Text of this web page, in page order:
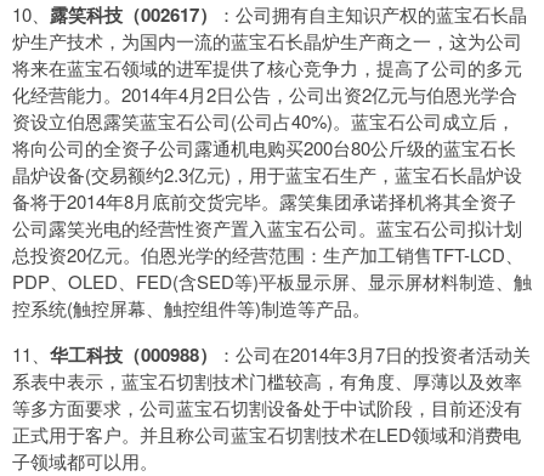
10、 露笑科技（002617）
：公司拥有自主知识产权的蓝宝石长晶
炉生产技术，为国内一流的蓝宝石长晶炉生产商之一，这为公司
将来在蓝宝石领域的进军提供了核心竞争力，提高了公司的多元
化经营能力。2014年4月2日公告，公司出资2亿元与伯恩光学合
资设立伯恩露笑蓝宝石公司(公司占40%)。蓝宝石公司成立后，
将向公司的全资子公司露通机电购买200台80公斤级的蓝宝石长
晶炉设备(交易额约2.3亿元)，用于蓝宝石生产，蓝宝石长晶炉设
备将于2014年8月底前交货完毕。露笑集团承诺择机将其全资子
公司露笑光电的经营性资产置入蓝宝石公司。蓝宝石公司拟计划
总投资20亿元。伯恩光学的经营范围：生产加工销售TFT-LCD、
PDP、OLED、FED(含SED等)平板显示屏、显示屏材料制造、触
控系统(触控屏幕、触控组件等)制造等产品。
11、 华工科技（000988）
：公司在2014年3月7日的投资者活动关
系表中表示，蓝宝石切割技术门槛较高，有角度、厚薄以及效率
等多方面要求，公司蓝宝石切割设备处于中试阶段，目前还没有
正式用于客户。并且称公司蓝宝石切割技术在LED领域和消费电
子领域都可以用。